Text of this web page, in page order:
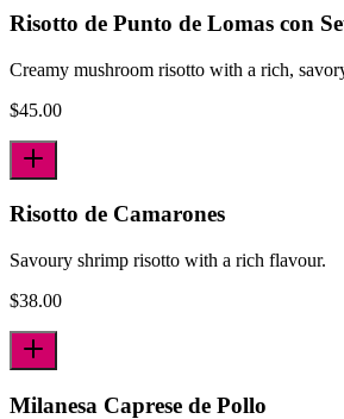
Risotto de Punto de Lomas con
Creamy mushroom risotto with a rich,
$45.00
Risotto de Camarones
Savoury shrimp risotto with a rich flavour.
$38.00
Milanesa Caprese de Pollo